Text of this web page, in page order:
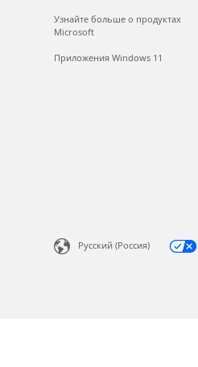
Узнайте больше о продуктах
Microsoft
Приложения Windows 11
Русский (Россия)